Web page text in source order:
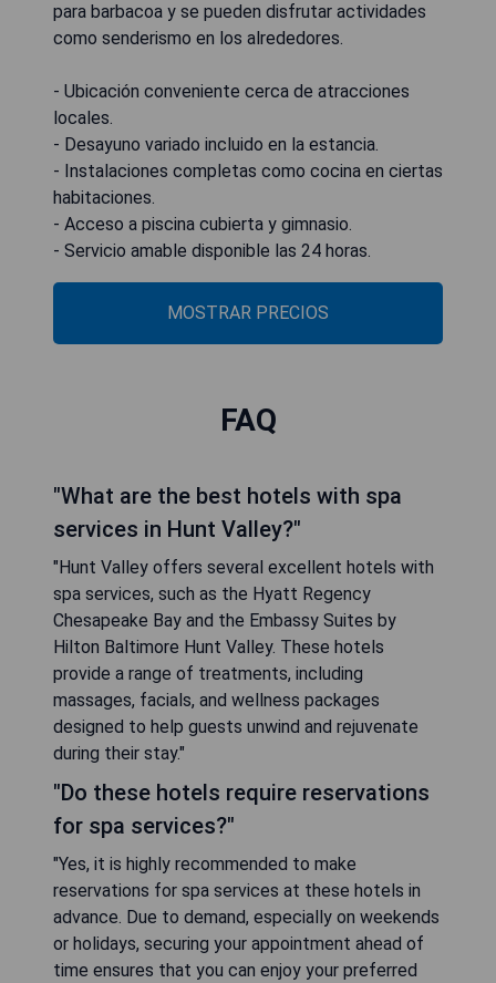
para barbacoa y se pueden disfrutar actividades
como senderismo en los alrededores.
- Ubicación conveniente cerca de atracciones
locales.
- Desayuno variado incluido en la estancia.
- Instalaciones completas como cocina en ciertas
habitaciones.
- Acceso a piscina cubierta y gimnasio.
- Servicio amable disponible las 24 horas.
MOSTRAR PRECIOS
FAQ
"What are the best hotels with spa
services in Hunt Valley?"
"Hunt Valley offers several excellent hotels with
spa services, such as the Hyatt Regency
Chesapeake Bay and the Embassy Suites by
Hilton Baltimore Hunt Valley. These hotels
provide a range of treatments, including
massages, facials, and wellness packages
designed to help guests unwind and rejuvenate
during their stay."
"Do these hotels require reservations
for spa services?"
"Yes, it is highly recommended to make
reservations for spa services at these hotels in
advance. Due to demand, especially on weekends
or holidays, securing your appointment ahead of
time ensures that you can enjoy your preferred